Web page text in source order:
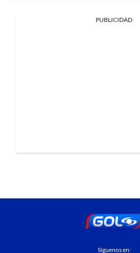
PUBLICIDAD
Síguenos en: